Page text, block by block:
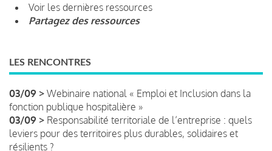
Voir les dernières ressources
Partagez des ressources
LES RENCONTRES
03/09 > Webinaire national « Emploi et Inclusion dans la
fonction publique hospitalière »
03/09 > Responsabilité territoriale de l’entreprise : quels
leviers pour des territoires plus durables, solidaires et
résilients ?